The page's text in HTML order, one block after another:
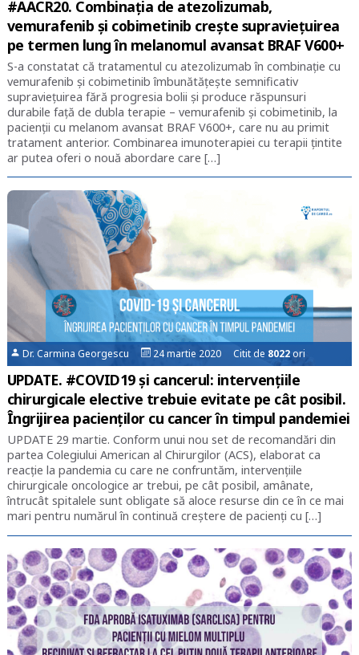
#AACR20. Combinația de atezolizumab,
vemurafenib și cobimetinib crește supraviețuirea
pe termen lung în melanomul avansat BRAF V600+
S-a constatat că tratamentul cu atezolizumab în combinație cu
vemurafenib și cobimetinib îmbunătățește semnificativ
supraviețuirea fără progresia bolii și produce răspunsuri
durabile față de dubla terapie – vemurafenib și cobimetinib, la
pacienții cu melanom avansat BRAF V600+, care nu au primit
tratament anterior. Combinarea imunoterapiei cu terapii țintite
ar putea oferi o nouă abordare care […]
Dr. Carmina Georgescu 24 martie 2020 Citit de 8022ori
UPDATE. #COVID19 și cancerul: intervențiile
chirurgicale elective trebuie evitate pe cât posibil.
Îngrijirea pacienților cu cancer în timpul pandemiei
UPDATE 29 martie. Conform unui nou set de recomandări din
partea Colegiului American al Chirurgilor (ACS), elaborat ca
reacție la pandemia cu care ne confruntăm, intervențiile
chirurgicale oncologice ar trebui, pe cât posibil, amânate,
întrucât spitalele sunt obligate să aloce resurse din ce în ce mai
mari pentru numărul în continuă creștere de pacienți cu […]